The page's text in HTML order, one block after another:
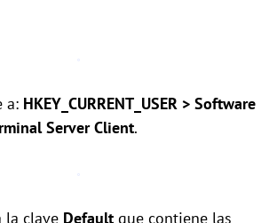
a: HKEY_CURRENT_USER > Software
Server Client.
la clave Default que contiene las